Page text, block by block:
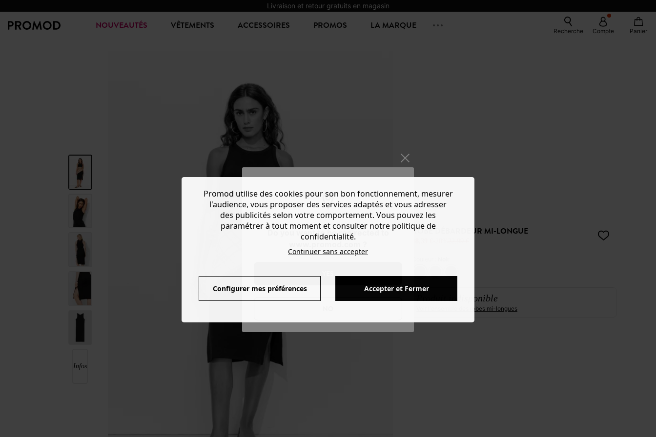
Livraison et retour gratuits en magasin
Do you want to be redirected to
NOUVEAUTÉS VÊTEMENTS ACCESSOIRES PROMOS LA MARQUE Recherche Compte Panier
Infos
ROBE DÉBARDEUR MI-LONGUE
Produit indisponible
Voir l'ensemble des robes mi-longues
Promod utilise des cookies pour son bon fonctionnement, mesurer
l'audience, vous proposer des services adaptés et vous adresser
des publicités selon votre comportement. Vous pouvez les
paramétrer à tout moment et consulter notre politique de
confidentialité.
Continuer sans accepter
Configurer mes préférences Accepter et Fermer